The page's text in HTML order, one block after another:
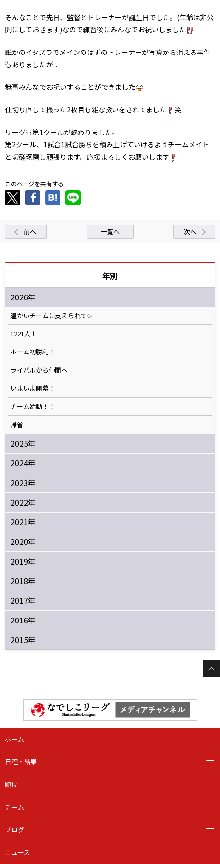
そんなことで先日、監督とトレーナーが誕生日でした。(年齢は非公
開にしておきます)なので練習後にみんなでお祝いしました
誰かのイタズラでメインのはずのトレーナーが写真から消える事件
もありましたが...
無事みんなでお祝いすることができました
仕切り直して撮った2枚目も雑な扱いをされてました 笑
リーグも第1クールが終わりました。
第2クール、1試合1試合勝ちを積み上げていけるようチームメイト
と切磋琢磨し頑張ります。応援よろしくお願いします
このページを共有する
前へ 一覧へ 次へ
年別
2026年
温かいチームに支えられて✨️
1221人！
ホーム初勝利！
ライバルから仲間へ
いよいよ開幕！
チーム始動！！
帰省
2025年
2024年
2023年
2022年
2021年
2020年
2019年
2018年
2017年
2016年
2015年
ホーム
日程・結果
順位
チーム
ブログ
ニュース